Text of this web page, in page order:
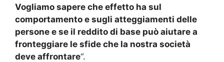
Vogliamo sapere che effetto ha sul
comportamento e sugli atteggiamenti delle
persone e se il reddito di base può aiutare a
fronteggiare le sfide che la nostra società
deve affrontare“.